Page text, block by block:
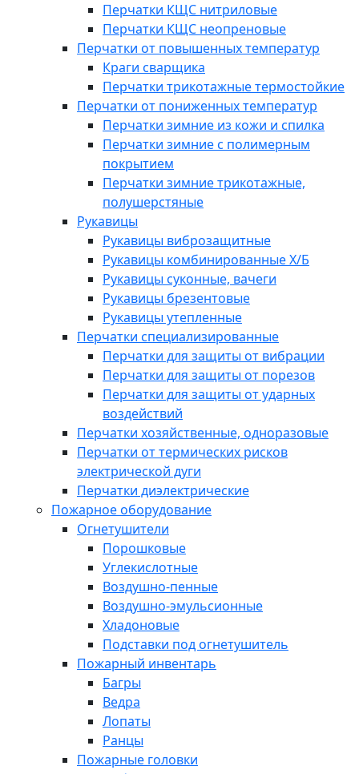
Перчатки КЩС нитриловые
Перчатки КЩС неопреновые
Перчатки от повышенных температур
Краги сварщика
Перчатки трикотажные термостойкие
Перчатки от пониженных температур
Перчатки зимние из кожи и спилка
Перчатки зимние с полимерным
покрытием
Перчатки зимние трикотажные,
полушерстяные
Рукавицы
Рукавицы виброзащитные
Рукавицы комбинированные Х/Б
Рукавицы суконные, вачеги
Рукавицы брезентовые
Рукавицы утепленные
Перчатки специализированные
Перчатки для защиты от вибрации
Перчатки для защиты от порезов
Перчатки для защиты от ударных
воздействий
Перчатки хозяйственные, одноразовые
Перчатки от термических рисков
электрической дуги
Перчатки диэлектрические
Пожарное оборудование
Огнетушители
Порошковые
Углекислотные
Воздушно-пенные
Воздушно-эмульсионные
Хладоновые
Подставки под огнетушитель
Пожарный инвентарь
Багры
Ведра
Лопаты
Ранцы
Пожарные головки